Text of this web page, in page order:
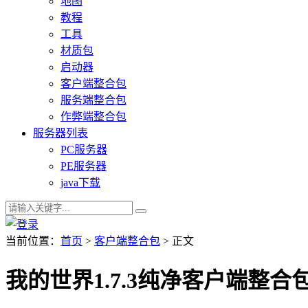
教程
工具
材质包
启动器
客户端整合包
服务端整合包
作弊端整合包
服务器列表
PC服务器
PE服务器
java下载
当前位置： 首页 > 客户端整合包 > 正文
我的世界1.7.3纯净客户端整合